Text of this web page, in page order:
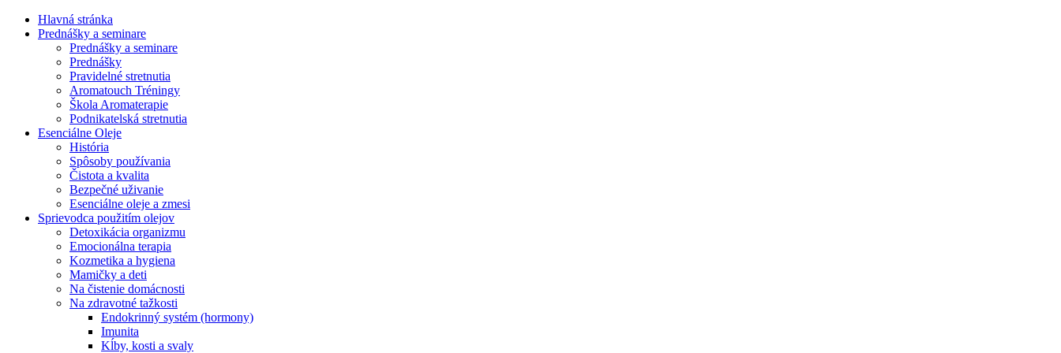
Hlavná stránka
Prednášky a seminare
Prednášky a seminare
Prednášky
Pravidelné stretnutia
Aromatouch Tréningy
Škola Aromaterapie
Podnikatelská stretnutia
Esenciálne Oleje
História
Spôsoby používania
Čistota a kvalita
Bezpečné uživanie
Esenciálne oleje a zmesi
Sprievodca použitím olejov
Detoxikácia organizmu
Emocionálna terapia
Kozmetika a hygiena
Mamičky a deti
Na čistenie domácnosti
Na zdravotné tažkosti
Endokrinný systém (hormony)
Imunita
Kĺby, kosti a svaly